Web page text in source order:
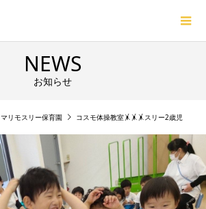
NEWS
お知らせ
マリモスリー保育園 コスモ体操教室🤸🤸🤸スリー2歳児